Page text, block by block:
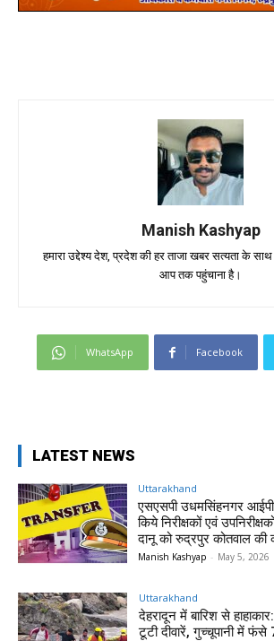
Manish Kashyap
हमारा उद्देश्य देश, प्रदेश की हर ताजा खबर सत्यता के
आप तक पहुंचाना है।
WhatsApp Facebook
LATEST NEWS
Uttarakhand
एसएसपी उधमसिंहनगर
किये निरीक्षकों एवं
दानू को रुद्रपुर कोतवाल की
Manish Kashyap - May 5, 2026
Uttarakhand
देहरादून में बारिश से
टूटी दीवारें, गुच्चूपानी में